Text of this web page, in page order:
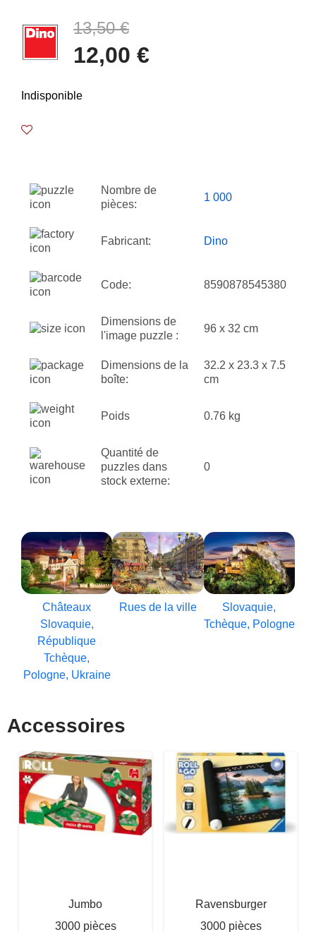
13,50 €
12,00 €
Indisponible
Nombre de
pièces:
1 000
Fabricant: Dino
Code: 8590878545380
Dimensions de
l'image puzzle :
96 x 32 cm
Dimensions de la
boîte:
32.2 x 23.3 x 7.5
cm
Poids 0.76 kg
Quantité de
puzzles dans
stock externe:
0
Châteaux
Slovaquie,
République
Tchèque,
Pologne, Ukraine
Rues de la ville
Slovaquie,
Tchèque, Pologne
Accessoires
Jumbo
3000 pièces
Ravensburger
3000 pièces